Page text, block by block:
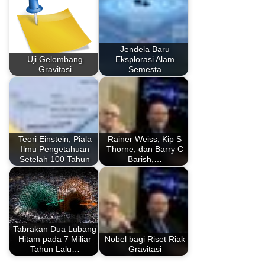
Uji Gelombang
Gravitasi
Jendela Baru
Eksplorasi Alam
Semesta
Teori Einstein; Piala
Ilmu Pengetahuan
Setelah 100 Tahun
Rainer Weiss, Kip S
Thorne, dan Barry C
Barish,…
Tabrakan Dua Lubang
Hitam pada 7 Miliar
Tahun Lalu…
Nobel bagi Riset Riak
Gravitasi